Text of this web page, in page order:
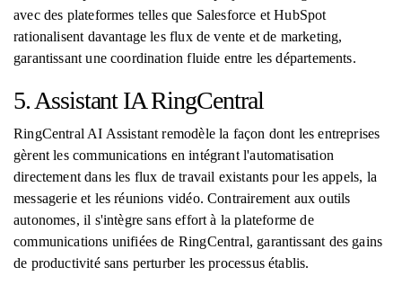
avec des plateformes telles que Salesforce et HubSpot
rationalisent davantage les flux de vente et de marketing,
garantissant une coordination fluide entre les départements.
5. Assistant IA RingCentral
RingCentral AI Assistant remodèle la façon dont les entreprises
gèrent les communications en intégrant l'automatisation
directement dans les flux de travail existants pour les appels, la
messagerie et les réunions vidéo. Contrairement aux outils
autonomes, il s'intègre sans effort à la plateforme de
communications unifiées de RingCentral, garantissant des gains
de productivité sans perturber les processus établis.